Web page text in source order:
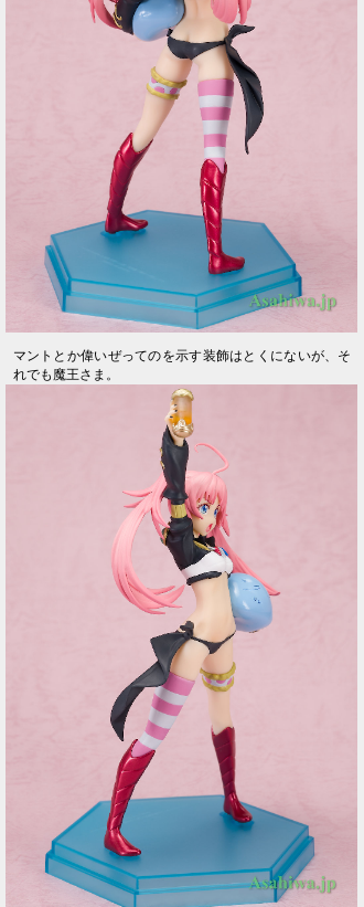
マントとか偉いぜってのを示す装飾はとくにないが、そ
れでも魔王さま。